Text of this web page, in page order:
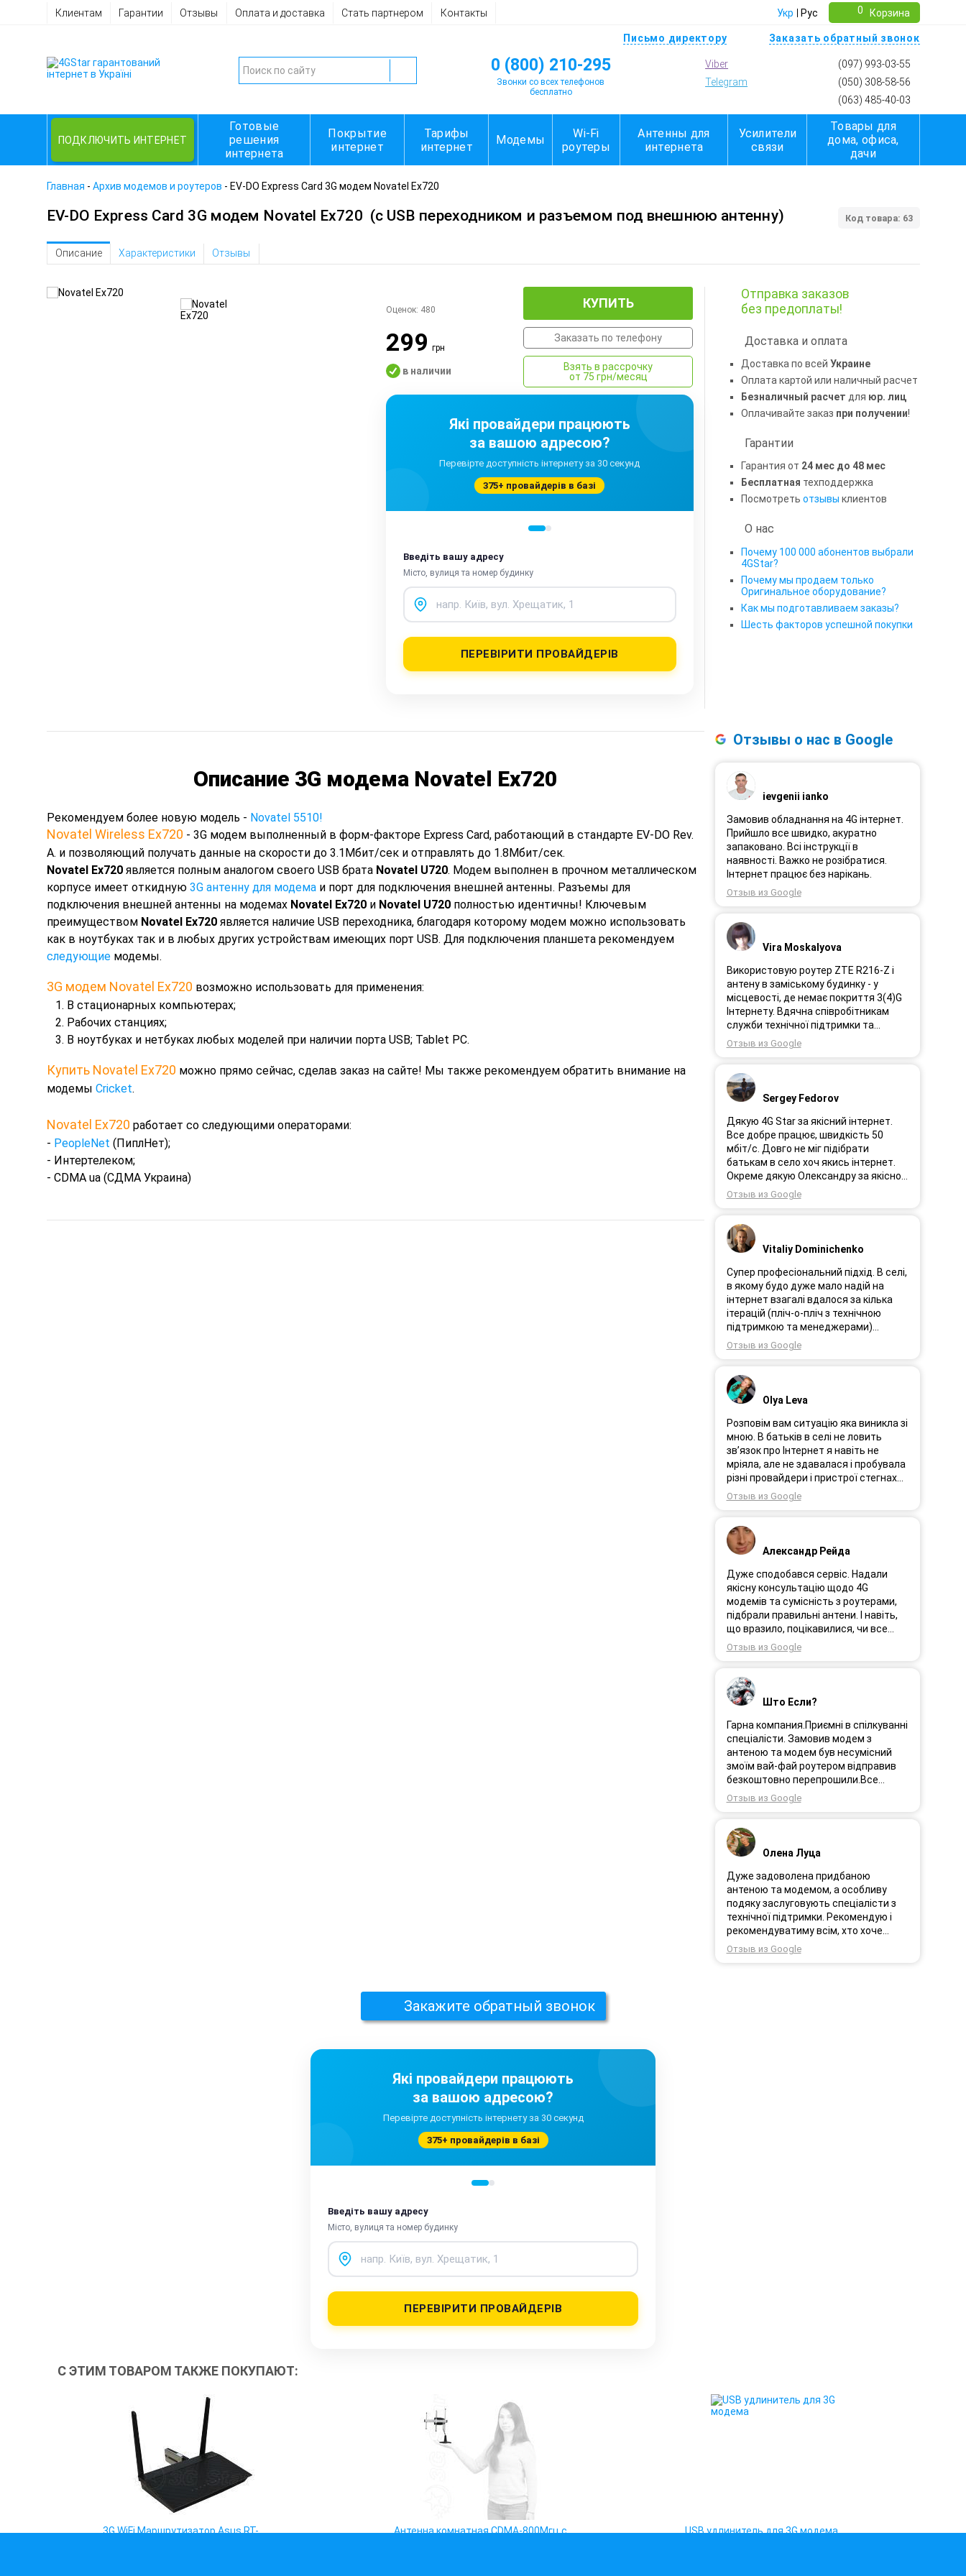
Клиентам Гарантии Отзывы Оплата и доставка Стать партнером Контакты Укр Рус 0 Корзина
Письмо директору Заказать обратный звонок
0 (800) 210-295
Звонки со всех телефонов
бесплатно
Viber
Telegram
(097) 993-03-55
(050) 308-58-56
(063) 485-40-03
ПОДКЛЮЧИТЬ ИНТЕРНЕТ
Готовые
решения
интернета
Покрытие
интернет
Тарифы
интернет
Модемы
Wi-Fi
роутеры
Антенны для
интернета
Усилители
связи
Товары для
дома, офиса,
дачи
Главная - Архив модемов и роутеров - EV-DO Express Card 3G модем Novatel Ex720
EV-DO Express Card 3G модем Novatel Ex720 (с USB переходником и разъемом под внешнюю антенну) Код товара: 63
Описание Характеристики Отзывы
Оценок: 480
299грн
в наличии
КУПИТЬ
Заказать по телефону
Взять в рассрочку
от 75 грн/месяц
Які провайдери працюють
за вашою адресою?
Перевірте доступність інтернету за 30 секунд
375+ провайдерів в базі
Введіть вашу адресу
Місто, вулиця та номер будинку
ПЕРЕВІРИТИ ПРОВАЙДЕРІВ
Отправка заказов
без предоплаты!
Доставка и оплата
Доставка по всей Украине
Оплата картой или наличный расчет
Безналичный расчет для юр. лиц
Оплачивайте заказ при получении!
Гарантии
Гарантия от 24 мес до 48 мес
Бесплатная техподдержка
Посмотреть отзывы клиентов
О нас
Почему 100 000 абонентов выбрали
4GStar?
Почему мы продаем только
Оригинальное оборудование?
Как мы подготавливаем заказы?
Шесть факторов успешной покупки
Описание 3G модема Novatel Ex720
Рекомендуем более новую модель - Novatel 5510!
Novatel Wireless Ex720 - 3G модем выполненный в форм-факторе Express Card, работающий в стандарте EV-DO Rev.
A. и позволяющий получать данные на скорости до 3.1Мбит/сек и отправлять до 1.8Мбит/сек.
Novatel Ex720является полным аналогом своего USB брата Novatel U720. Модем выполнен в прочном металлическом
корпусе имеет откидную 3G антенну для модемаи порт для подключения внешней антенны. Разъемы для
подключения внешней антенны на модемах Novatel Ex720 и Novatel U720полностью идентичны! Ключевым
преимуществомNovatel Ex720является наличие USB переходника, благодаря которому модем можно использовать
как в ноутбуках так и в любых других устройствам имеющих порт USB. Для подключения планшета рекомендуем
следующиемодемы.
3G модем Novatel Ex720 возможно использовать для применения:
1. В стационарных компьютерах;
2. Рабочих станциях;
3. В ноутбуках и нетбуках любых моделей при наличии порта USB; Tablet PC.
Купить Novatel Ex720 можно прямо сейчас, сделав заказ на сайте! Мы также рекомендуем обратить внимание на
модемы Cricket.
Novatel Ex720 работает со следующими операторами:
- PeopleNet (ПиплНет);
- Интертелеком;
- CDMA ua (СДМА Украина)
Отзывы о нас в Google
ievgenii ianko
Замовив обладнання на 4G інтернет.
Прийшло все швидко, акуратно
запаковано. Всі інструкції в
наявності. Важко не розібратися.
Інтернет працює без нарікань.
Отзыв из Google
Vira Moskalyova
Використовую роутер ZTE R216-Z і
антену в заміському будинку - у
місцевості, де немає покриття 3(4)G
Інтернету. Вдячна співробітникам
служби технічної підтримки та
інженерам за професійне і швидке
сервісне обслуговування, ремонт і
роки після покупки я не шкодую про
прийняте тоді рішення придбати
обладнання в компанії 3G star (зараз
4G star).
Отзыв из Google
Sergey Fedorov
Дякую 4G Star за якісний інтернет.
Все добре працює, швидкість 50
мбіт/с. Довго не міг підібрати
батькам в село хоч якись інтернет.
Окреме дякую Олександру за якісно
підібране обладнання!
Отзыв из Google
Vitaliy Dominichenko
Супер професіональний підхід. В селі,
в якому будо дуже мало надій на
інтернет взагалі вдалося за кілька
ітерацій (пліч-о-пліч з технічною
підтримкою та менеджерами)
досягнути нереальної швидкості в
~20МБіт/с. Можна мріяти про більше,
результат, так як перші спроби
впиралися в максимум 4-5 МБіт/с.
Спробували усіх можливих
операторів, обертав десятки разів
антену, змінили один раз модем з
невеликою доплатою і вдалося
неможливе :) Дякую вам! Безумовно
вдячний і радий знайомству.
Отзыв из Google
Olya Leva
Розповім вам ситуацію яка виникла зі
мною. В батьків в селі не ловить
зв’язок про Інтернет я навіть не
мріяла, але не здавалася і пробувала
різні провайдери і пристрої стегнах
був дуже слабким або взагалі
відсутній. І ось я в Інтернеті побачила
підкорило це тестовий період 1 міс, я
вирішила спробувати ще раз.
Надіслала заявку зімною зв’язалася
менеджер Олеся дуже привітна
дівчина розповіла все детально і
порадила хороший пристрій.
Замовлення прийшло через день і я
поїхала встановлювати інтернет.
Олеся була на зв’язоку і все
допомагала. І ось інтернет працює як
вмісті все супер. Я дуже задоволена.
Дякую менеджеру Олесі яка
турботу. Дякую. Рекомендую .
Отзыв из Google
Александр Рейда
Дуже сподобався сервіс. Надали
якісну консультацію щодо 4G
модемів та сумісність з роутерами,
підбрали правильні антени. І навіть,
що вразило, поцікавилися, чи все
гаразд після впровадження
обладнання в експлуатацію та чи
Дуже рекомендую!
Отзыв из Google
Што Если?
Гарна компания.Приємні в спілкуванні
спеціалісти. Замовив модем з
антеною та модем був несумісний
змоїм вай-фай роутером відправив
безкоштовно перепрошили.Все
працює.
Отзыв из Google
Олена Луца
Дуже задоволена придбаною
антеною та модемом, а особливу
подяку заслуговують спеціалісти з
технічної підтримки. Рекомендую і
рекомендуватиму всім, хто хоче
користуватись безпровідним
Отзыв из Google
Закажите обратный звонок
Які провайдери працюють
за вашою адресою?
Перевірте доступність інтернету за 30 секунд
375+ провайдерів в базі
Введіть вашу адресу
Місто, вулиця та номер будинку
ПЕРЕВІРИТИ ПРОВАЙДЕРІВ
С ЭТИМ ТОВАРОМ ТАКЖЕ ПОКУПАЮТ:
3G WiFi Маршрутизатор Asus RT-
Антенна комнатная CDMA-800Мгц с
USB удлинитель для 3G модема